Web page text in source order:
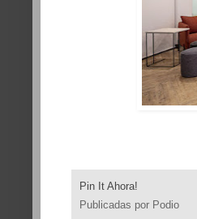
Pin It Ahora!
Publicadas por Podio